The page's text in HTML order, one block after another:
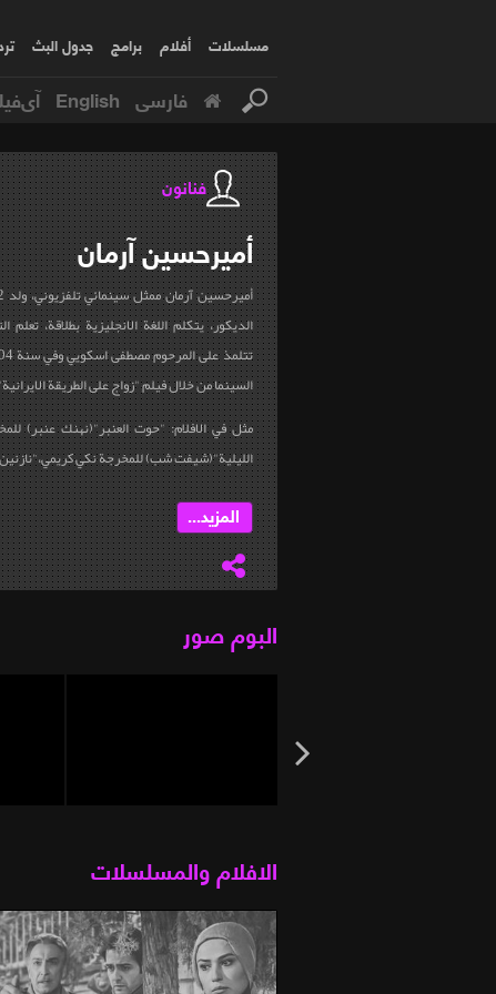
مسلسلات أفلام برامج جدول البث
فارسی English
فنانون
أميرحسينآرمان
الديكور، يتكلم اللغة الانجليزية بطلاقة،
السينما من خلال فيلم "زواج على الطريقة
مثل في الافلام: "حوت العنبر"(نهنك عنبر)
الليلية"(شيفت شب) للمخرجة نكي
المزيد...
البوم صور
الافلام والمسلسلات